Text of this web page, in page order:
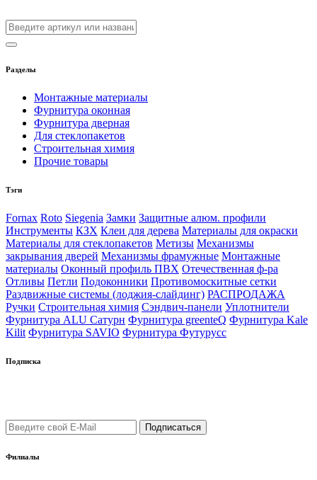
Разделы
Монтажные материалы
Фурнитура оконная
Фурнитура дверная
Для стеклопакетов
Строительная химия
Прочие товары
Тэги
Fornax Roto Siegenia Замки Защитные алюм. профили
Инструменты КЗХ Клеи для дерева Материалы для окраски
Материалы для стеклопакетов Метизы Механизмы
закрывания дверей Механизмы фрамужные Монтажные
материалы Оконный профиль ПВХ Отечественная ф-ра
Отливы Петли Подоконники Противомоскитные сетки
Раздвижные системы (лоджия-слайдинг) РАСПРОДАЖА
Ручки Строительная химия Сэндвич-панели Уплотнители
Фурнитура ALU Сатурн Фурнитура greenteQ Фурнитура Kale
Kilit Фурнитура SAVIO Фурнитура Футурусс
Подписка
Филиалы